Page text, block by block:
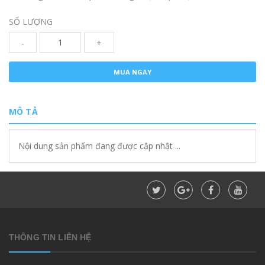
SỐ LƯỢNG
-
+
MUA NGAY
MÔ TẢ
Nội dung sản phẩm đang được cập nhật ...
THÔNG TIN LIÊN HỆ